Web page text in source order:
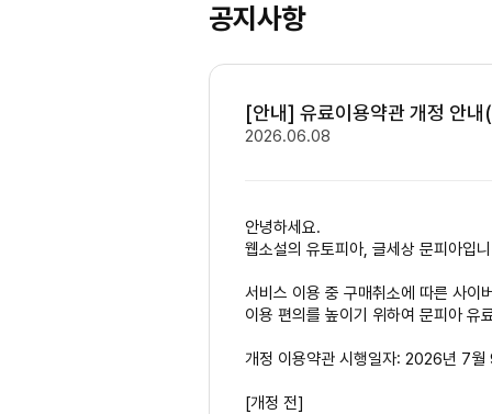
공지사항
[안내] 유료이용약관 개정 안
2026.06.08
안녕하세요.
웹소설의 유토피아, 글세상 문피아입
서비스 이용 중 구매취소에 따른 사이
이용 편의를 높이기 위하여 문피아 유
개정 이용약관 시행일자: 2026년 7월
[개정 전]